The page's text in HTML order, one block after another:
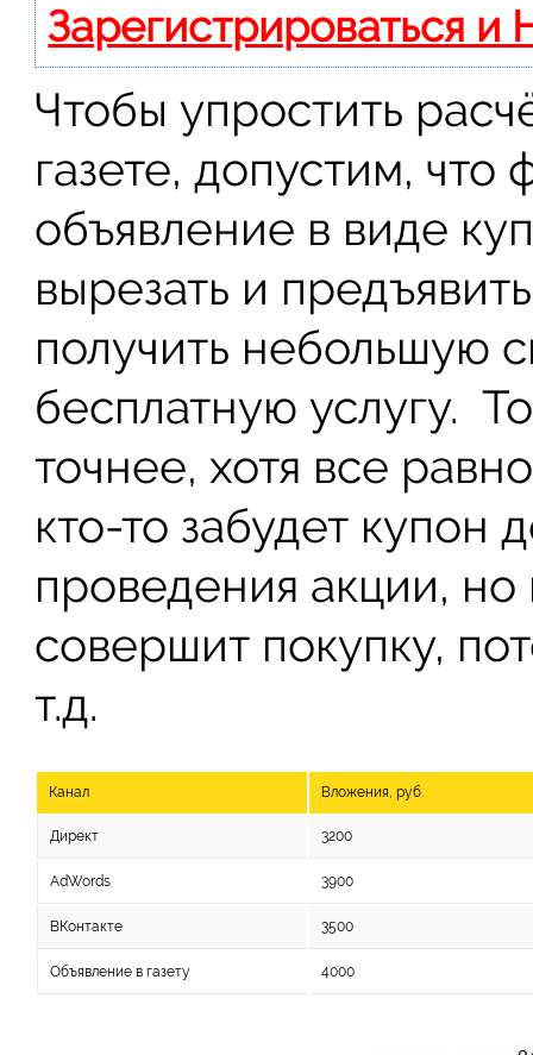
Зарегистрироваться и
Чтобы упростить
газете, допустим,
объявление в виде
вырезать и
получить небольшую
бесплатную услугу.
точнее, хотя все
кто-то забудет купон
проведения акции,
совершит покупку,
т.д.
Канал Вложения, руб.
Директ 3200
AdWords 3900
ВКонтакте 3500
Объявление в газету 4000